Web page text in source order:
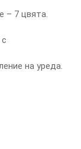
– 7 цвята.
на уреда.